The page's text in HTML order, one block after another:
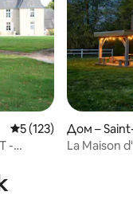
Средна оценка: 5 от
5 (123)
-
Дом –
hamps
La Maison